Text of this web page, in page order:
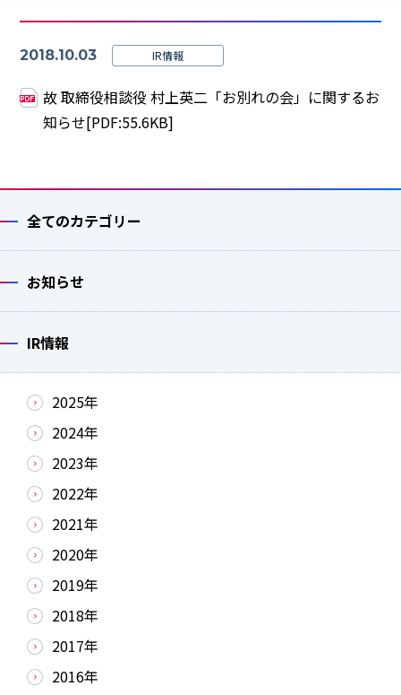
2018.10.03 IR情報
故 取締役相談役 村上英二「お別れの会」に関するお
知らせ[PDF:55.6KB]
全てのカテゴリー
お知らせ
IR情報
2025年
2024年
2023年
2022年
2021年
2020年
2019年
2018年
2017年
2016年